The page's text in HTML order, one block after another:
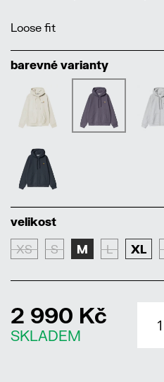
Loose fit
barevné varianty
velikost
XS S M L XL
2 990 Kč
SKLADEM